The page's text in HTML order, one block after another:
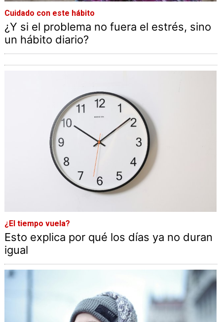
Cuidado con este hábito
¿Y si el problema no fuera el estrés, sino
un hábito diario?
¿El tiempo vuela?
Esto explica por qué los días ya no duran
igual